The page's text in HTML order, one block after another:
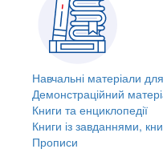
Навчальні матеріали
Демонстраційний
Книги та енциклопедії
Книги із завданнями,
Прописи